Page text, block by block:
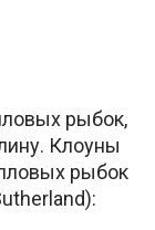
рыбок,
Клоуны
рыбок